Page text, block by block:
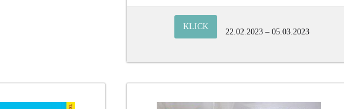
KLICK
22.02.2023 – 05.03.2023